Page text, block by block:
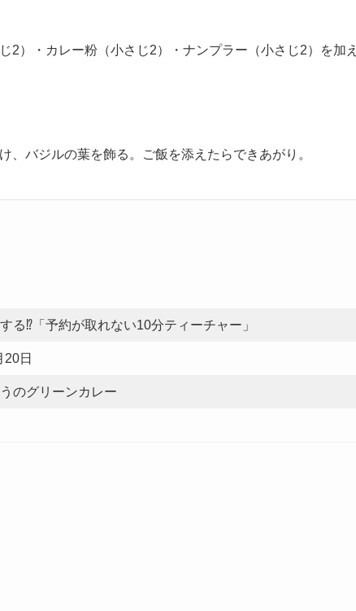
2）・カレー粉（小さじ2）・ナンプラー（小さじ2）を加
、バジルの葉を飾る。ご飯を添えたらできあがり。
る⁉「予約が取れない10分ティーチャー」
20日
のグリーンカレー